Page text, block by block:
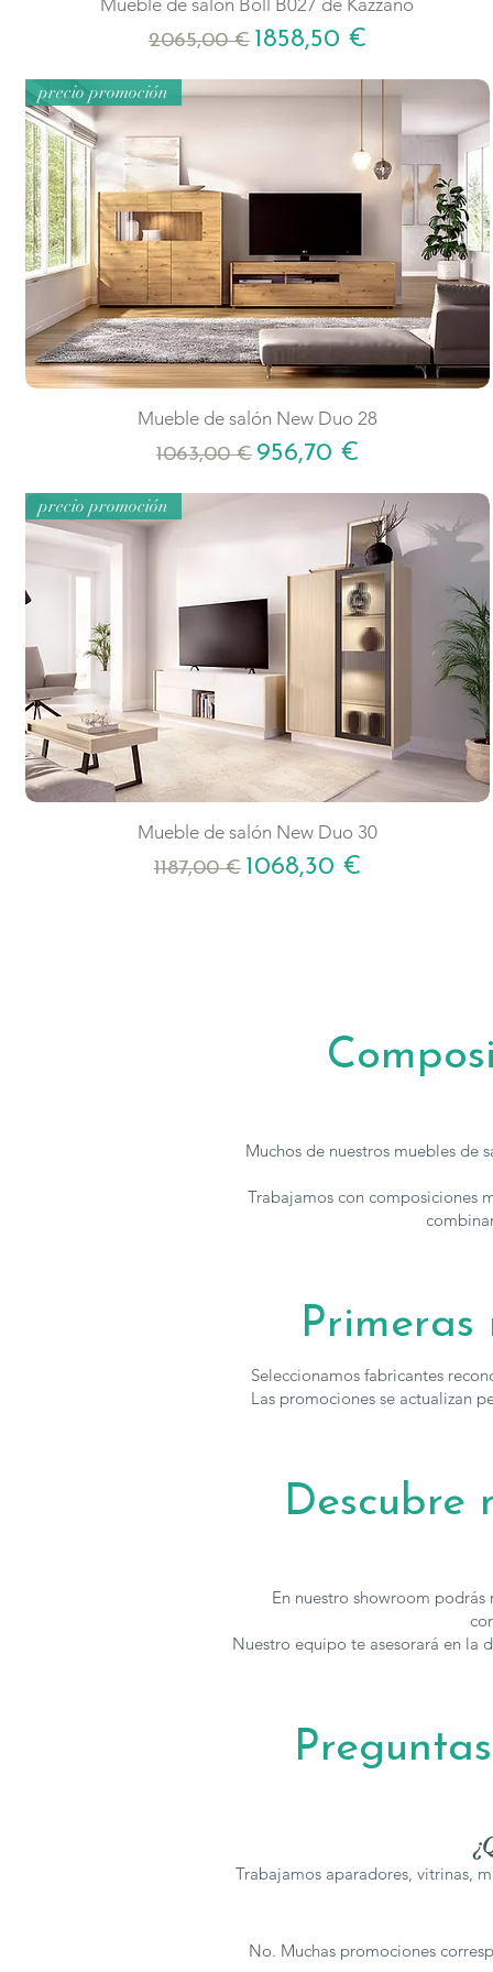
Precio
2065,00 € Precio de oferta
1858,50 €
precio promoción
Mueble de salón New Duo 28
Precio
1063,00 € Precio de oferta
956,70 €
precio promoción
Mueble de salón New Duo 30
Precio
1187,00 € Precio de oferta
1068,30 €
Muchos de nuestros muebles de
Trabajamos con composiciones
Primeras
Seleccionamos fabricantes
Las promociones se actualizan
Descubre
En nuestro showroom
Nuestro equipo te asesorará en la
Trabajamos aparadores, vitrinas,
No. Muchas promociones